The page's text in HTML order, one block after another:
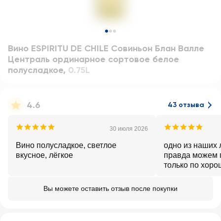
Вино ESPIRITU DE CHILE Совиньон Блан Валле
Централь ординарное сортовое белое
полусладкое, 0.75L
4.6 43 отзыва
30 июля 2026
Вино полусладкое, светлое
вкусное, лёгкое
одно из наших
правда можем
только по
Вы можете оставить отзыв после покупки